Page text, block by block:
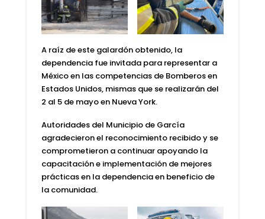
A raíz de este galardón obtenido, la
dependencia fue invitada para representar a
México en las competencias de Bomberos en
Estados Unidos, mismas que se realizarán del
2 al 5 de mayo en Nueva York.
Autoridades del Municipio de García
agradecieron el reconocimiento recibido y se
comprometieron a continuar apoyando la
capacitación e implementación de mejores
prácticas en la dependencia en beneficio de
la comunidad.